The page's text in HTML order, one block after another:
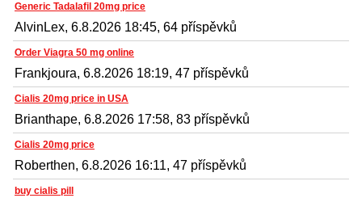
Generic Tadalafil 20mg price
AlvinLex, 6.8.2026 18:45, 64 příspěvků
Order Viagra 50 mg online
Frankjoura, 6.8.2026 18:19, 47 příspěvků
Cialis 20mg price in USA
Brianthape, 6.8.2026 17:58, 83 příspěvků
Cialis 20mg price
Roberthen, 6.8.2026 16:11, 47 příspěvků
buy cialis pill